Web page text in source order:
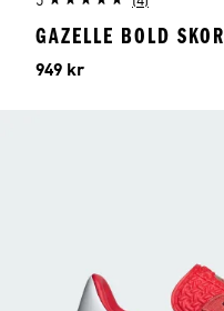
GAZELLE BOLD SKOR
Pris
949 kr